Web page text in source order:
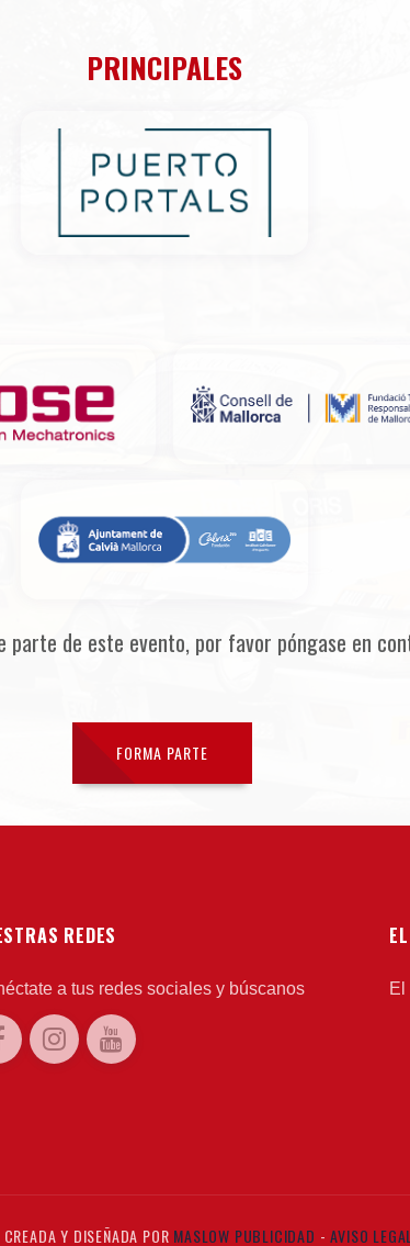
PRINCIPALES
parte de este evento, por favor póngase en
FORMA PARTE
REDES
a tus redes sociales y búscanos El
Y DISEÑADA POR MASLOW PUBLICIDAD -AVISO